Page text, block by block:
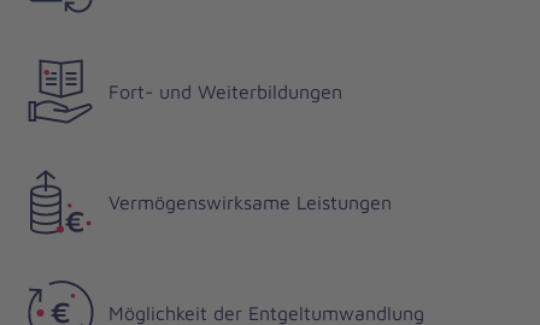
Fort- und Weiterbildungen
Vermögenswirksame Leistungen
Möglichkeit der Entgeltumwandlung